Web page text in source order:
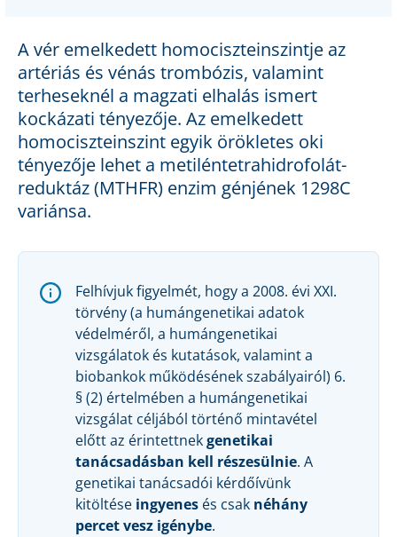
A vér emelkedett homociszteinszintje az
artériás és vénás trombózis, valamint
terheseknél a magzati elhalás ismert
kockázati tényezője. Az emelkedett
homociszteinszint egyik örökletes oki
tényezője lehet a metiléntetrahidrofolát-
reduktáz (MTHFR) enzim génjének 1298C
variánsa.
Felhívjuk figyelmét, hogy a 2008. évi XXI.
törvény (a humángenetikai adatok
védelméről, a humángenetikai
vizsgálatok és kutatások, valamint a
biobankok működésének szabályairól) 6.
§ (2) értelmében a humángenetikai
vizsgálat céljából történő mintavétel
előtt az érintettnekgenetikai
tanácsadásban kell részesülnie. A
genetikai tanácsadói kérdőívünk
kitöltése ingyenes és csak néhány
percet vesz igénybe.